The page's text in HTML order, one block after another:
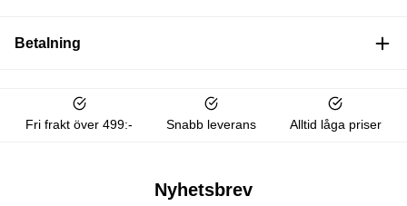
Betalning
Fri frakt över 499:- Snabb leverans Alltid låga priser
Nyhetsbrev